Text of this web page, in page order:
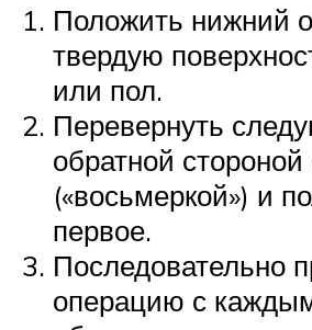
Положить нижний
твердую
или пол.
Перевернуть
обратной
(«восьмеркой») и
первое.
Последовательно
операцию с